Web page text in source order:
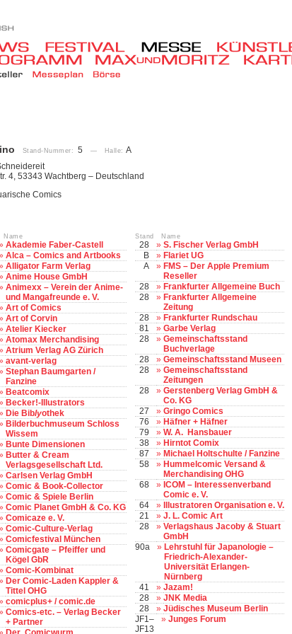
Stand-Nummer: 5 — Halle: A
4, 53343 Wachtberg – Deutschland
Comics
Stand Name
Akademie Faber-Castell
Alca – Comics and Artbooks
Alligator Farm Verlag
Anime House GmbH
Animexx – Verein der Anime-
und Mangafreunde e. V.
Art of Comics
Art of Corvin
Atelier Kiecker
Atomax Merchandising
Atrium Verlag AG Zürich
avant-verlag
Stephan Baumgarten /
Fanzine
Beatcomix
Becker!-Illustrators
Die Biblyothek
Bilderbuchmuseum Schloss
Wissem
Bunte Dimensionen
Butter & Cream
Verlagsgesellschaft Ltd.
Carlsen Verlag GmbH
Comic & Book-Collector
Comic & Spiele Berlin
Comic Planet GmbH & Co. KG
Comicaze e. V.
Comic-Culture-Verlag
Comicfestival München
Comicgate – Pfeiffer und
Kögel GbR
Comic-Kombinat
Der Comic-Laden Kappler &
Tittel OHG
comicplus+ / comic.de
Comics-etc. – Verlag Becker
+ Partner
28 » S. Fischer Verlag GmbH
B
» Flariet UG
A
» FMS – Der Apple Premium
Reseller
28
» Frankfurter Allgemeine Buch
28
» Frankfurter Allgemeine
Zeitung
28
» Frankfurter Rundschau
81
» Garbe Verlag
28
» Gemeinschaftsstand
Buchverlage
28
» Gemeinschaftsstand Museen
28
» Gemeinschaftsstand
Zeitungen
28
» Gerstenberg Verlag GmbH &
Co. KG
27
» Gringo Comics
76
» Häfner + Häfner
79
» W. A. Hansbauer
38
» Hirntot Comix
87
» Michael Holtschulte / Fanzine
58
» Hummelcomic Versand &
Merchandising OHG
68
» ICOM – Interessenverband
Comic e. V.
64
»
Illustratoren Organisation e. V.
21
» J. L. Comic Art
28
» Verlagshaus Jacoby & Stuart
GmbH
90a
» Lehrstuhl für Japanologie –
Friedrich-Alexander-
Universität Erlangen-
Nürnberg
41
» Jazam!
28
» JNK Media
28
» Jüdisches Museum Berlin
JF1–
JF13
» Junges Forum